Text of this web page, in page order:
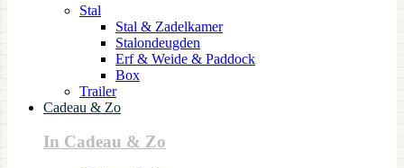
Stal
Stal & Zadelkamer
Stalondeugden
Erf & Weide & Paddock
Box
Trailer
Cadeau & Zo
In Cadeau & Zo